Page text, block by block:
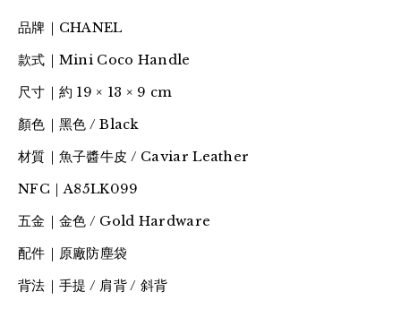
品牌｜CHANEL
款式｜Mini Coco Handle
尺寸｜約 19 × 13 × 9 cm
顏色｜黑色 / Black
材質｜魚子醬牛皮 / Caviar Leather
NFC｜A85LK099
五金｜金色 / Gold Hardware
配件｜原廠防塵袋
背法｜手提 / 肩背 / 斜背